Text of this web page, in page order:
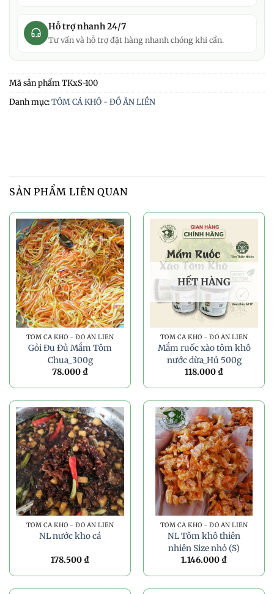
Hỗ trợ nhanh 24/7
Tư vấn và hỗ trợ đặt hàng nhanh chóng khi cần.
Mã sản phẩm TKxS-100
Danh mục:TÔM CÁ KHÔ - ĐỒ ĂN LIỀN
SẢN PHẨM LIÊN QUAN
TÔM CÁ KHÔ - ĐỒ ĂN LIỀN
Gỏi Đu Đủ Mắm Tôm
Chua_300g
78.000 ₫
HẾT HÀNG
TÔM CÁ KHÔ - ĐỒ ĂN LIỀN
Mắm ruốc xào tôm khô
nước dừa_Hủ 500g
118.000 ₫
TÔM CÁ KHÔ - ĐỒ ĂN LIỀN
NL nước kho cá
178.500 ₫
TÔM CÁ KHÔ - ĐỒ ĂN LIỀN
NL Tôm khô thiên
nhiên Size nhỏ (S)
1.146.000 ₫